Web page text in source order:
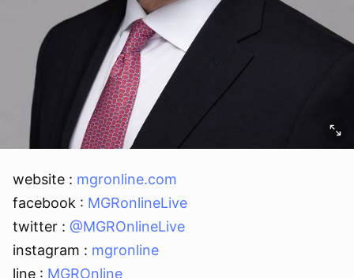
website : mgronline.com
facebook : MGRonlineLive
twitter : @MGROnlineLive
instagram : mgronline
line : MGROnline